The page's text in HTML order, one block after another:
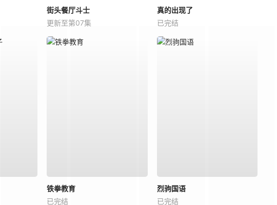
街头餐厅斗士
更新至第07集
真的出现了
已完结
铁拳教育
已完结
烈驹国语
已完结